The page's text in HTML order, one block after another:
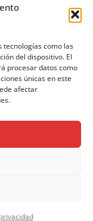
tecnologías como las
del dispositivo. El
procesar datos como
únicas en este
afectar
|